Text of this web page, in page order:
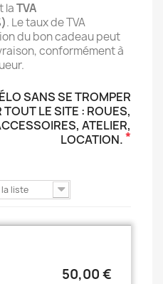
laTVA
. Le taux de TVA
du bon cadeau peut
conformément à
SANS SE TROMPER
LE SITE : ROUES,
ATELIER,
LOCATION.*
la liste
50,00 €